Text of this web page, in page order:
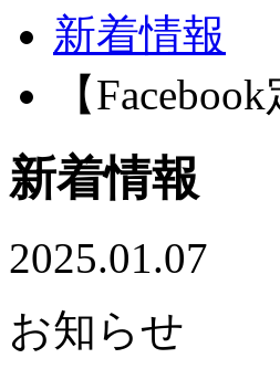
新着情報
【
新着情報
2025.01.07
お知らせ